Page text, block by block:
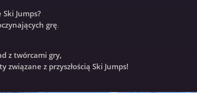
Ski Jumps?
grę.
z twórcami gry,
z przyszłością Ski Jumps!